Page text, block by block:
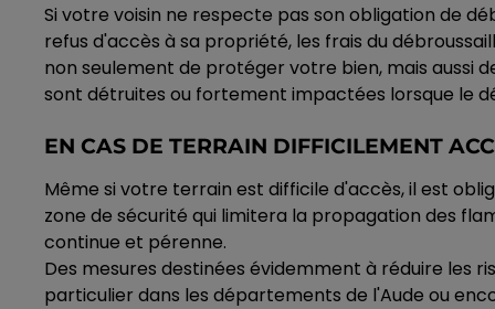
Si votre voisin ne respecte pas son obligation de
refus d'accès à sa propriété, les frais du
non seulement de protéger votre bien, mais aussi
sont détruites ou fortement impactées lorsque le
EN CAS DE TERRAIN DIFFICILEMENT
Même si votre terrain est difficile d'accès, il est
zone de sécurité qui limitera la propagation des
continue et pérenne.
Des mesures destinées évidemment à réduire les
particulier dans les départements de l'Aude ou